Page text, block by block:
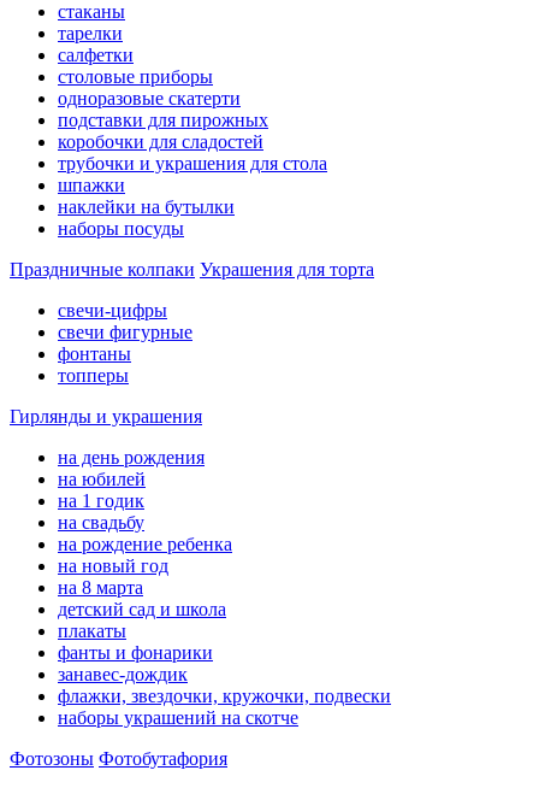
стаканы
тарелки
салфетки
столовые приборы
одноразовые скатерти
подставки для пирожных
коробочки для сладостей
трубочки и украшения для стола
шпажки
наклейки на бутылки
наборы посуды
Праздничные колпаки Украшения для торта
свечи-цифры
свечи фигурные
фонтаны
топперы
Гирлянды и украшения
на день рождения
на юбилей
на 1 годик
на свадьбу
на рождение ребенка
на новый год
на 8 марта
детский сад и школа
плакаты
фанты и фонарики
занавес-дождик
флажки, звездочки, кружочки, подвески
наборы украшений на скотче
Фотозоны Фотобутафория